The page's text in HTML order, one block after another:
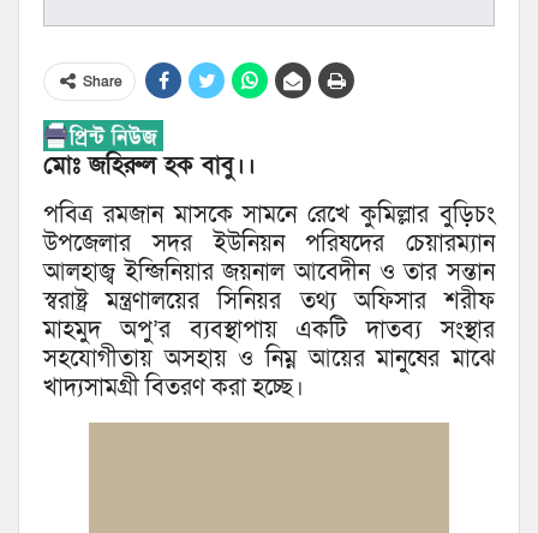
Share
মোঃ জহিরুল হক বাবু।।
পবিত্র রমজান মাসকে সামনে রেখে কুমিল্লার বুড়িচং
উপজেলার সদর ইউনিয়ন পরিষদের চেয়ারম্যান
আলহাজ্ব ইন্জিনিয়ার জয়নাল আবেদীন ও তার সন্তান
স্বরাষ্ট্র মন্ত্রণালয়ের সিনিয়র তথ্য অফিসার শরীফ
মাহমুদ অপু’র ব্যবস্থাপায় একটি দাতব্য সংস্থার
সহযোগীতায় অসহায় ও নিম্ন আয়ের মানুষের মাঝে
খাদ্যসামগ্রী বিতরণ করা হচ্ছে।